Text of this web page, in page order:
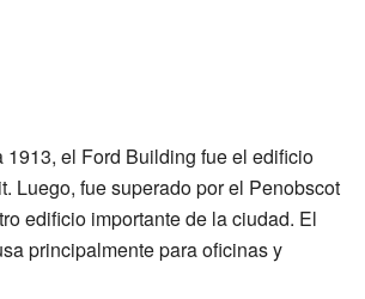
1913, el Ford Building fue el edificio
Luego, fue superado por el Penobscot
edificio importante de la ciudad. El
principalmente para oficinas y